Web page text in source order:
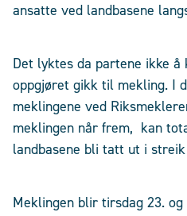
ansatte ved landbasene
Det lyktes da partene ikke å
oppgjøret gikk til mekling. I
meklingene ved
meklingen når frem, kan
landbasene bli tatt ut i
Meklingen blir tirsdag 23.